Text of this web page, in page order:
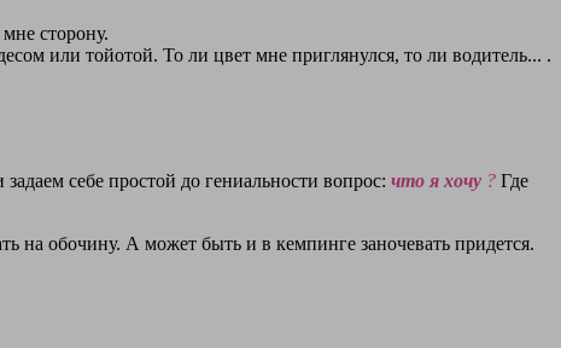
сторону.
или тойотой. То ли цвет мне приглянулся, то ли водитель... .
себе простой до гениальности вопрос: что я хочу ? Где
на обочину. А может быть и в кемпинге заночевать придется.